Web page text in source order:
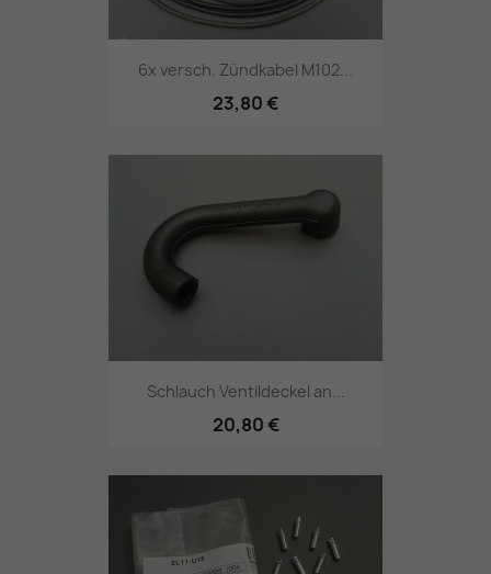
6x versch. Zündkabel M102...
23,80 €
Schlauch Ventildeckel an...
20,80 €